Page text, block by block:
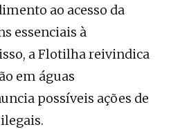
ao acesso da
essenciais à
a Flotilha reivindica
em águas
possíveis ações de